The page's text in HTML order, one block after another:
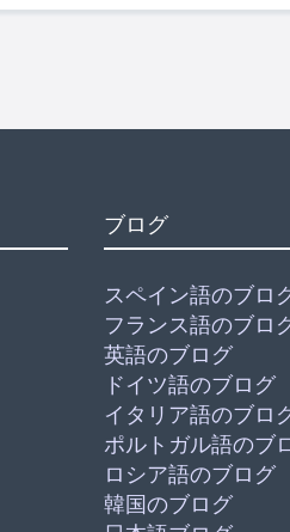
ブログ
スペイン語のブロ
フランス語のブロ
英語のブログ
ドイツ語のブログ
イタリア語のブロ
ポルトガル語のブ
ロシア語のブログ
韓国のブログ